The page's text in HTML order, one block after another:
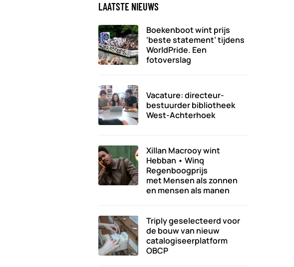
LAATSTE NIEUWS
Boekenboot wint prijs
‘beste statement’ tijdens
WorldPride. Een
fotoverslag
Vacature: directeur-
bestuurder bibliotheek
West-Achterhoek
Xillan Macrooy wint
Hebban • Winq
Regenboogprijs
met Mensen als zonnen
en mensen als manen
Triply geselecteerd voor
de bouw van nieuw
catalogiseerplatform
OBCP